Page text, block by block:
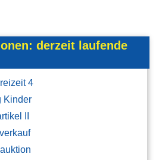
derzeit laufende
4
Kinder
II